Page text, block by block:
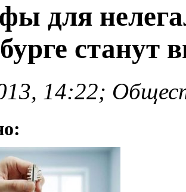
для
станут
14:22;